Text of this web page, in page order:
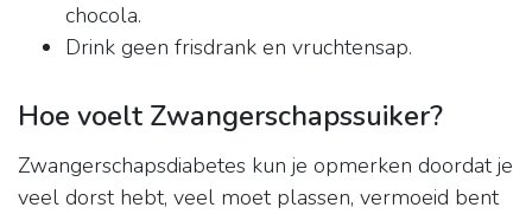
chocola.
Drink geen frisdrank en vruchtensap.
Hoe voelt Zwangerschapssuiker?
Zwangerschapsdiabetes kun je opmerken doordat je
veel dorst hebt, veel moet plassen, vermoeid bent